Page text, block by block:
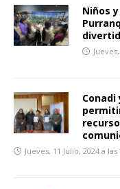
Niños
Conadi
Jueves, 11 Julio, 2024 a las